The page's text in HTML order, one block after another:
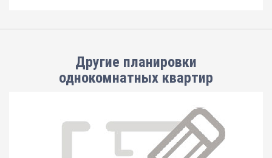
Другие планировки
однокомнатных квартир